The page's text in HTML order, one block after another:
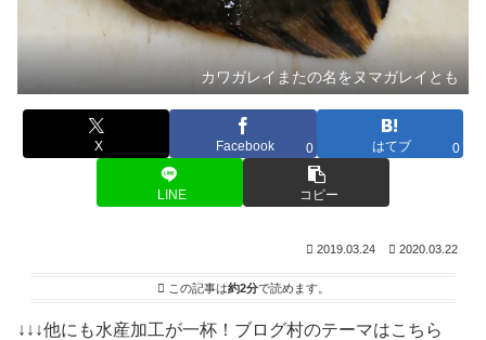
カワガレイまたの名をヌマガレイとも
X Facebook 0 はてブ 0
LINE コピー
2019.03.24 2020.03.22
この記事は約2分で読めます。
↓↓↓他にも水産加工が一杯！ブログ村のテーマはこちら